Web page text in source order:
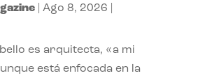
| Ago 8, 2026
es arquitecta, «a mi
está enfocada en la